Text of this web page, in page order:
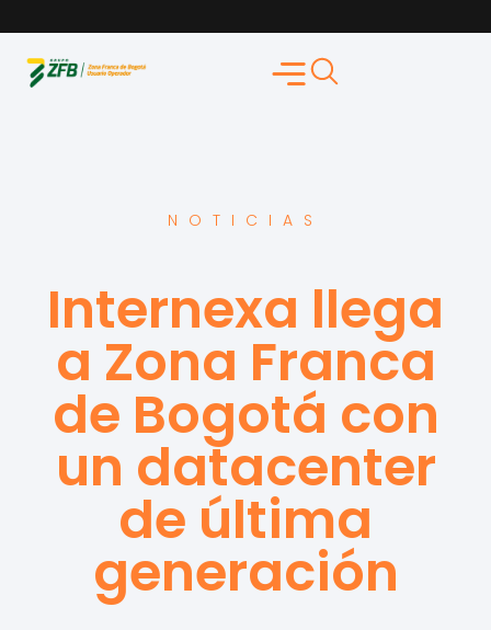
NOTICIAS
Internexa llega
a Zona Franca
de Bogotá con
un datacenter
de última
generación